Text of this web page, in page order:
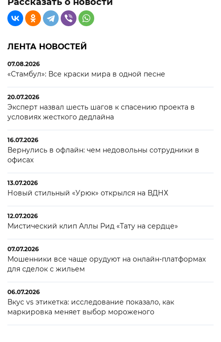
ЛЕНТА НОВОСТЕЙ
07.08.2026
«Стамбул»: Все краски мира в одной песне
20.07.2026
Эксперт назвал шесть шагов к спасению проекта в
условиях жесткого дедлайна
16.07.2026
Вернулись в офлайн: чем недовольны сотрудники в
офисах
13.07.2026
Новый стильный «Урюк» открылся на ВДНХ
12.07.2026
Мистический клип Аллы Рид «Тату на сердце»
07.07.2026
Мошенники все чаще орудуют на онлайн-платформах
для сделок с жильем
06.07.2026
Вкус vs этикетка: исследование показало, как
маркировка меняет выбор мороженого